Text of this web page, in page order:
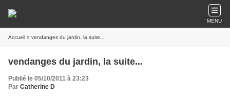
MENU
Accueil » vendanges du jardin, la suite...
vendanges du jardin, la suite...
Publié le 05/10/2011 à 23:23
Par Catherine D